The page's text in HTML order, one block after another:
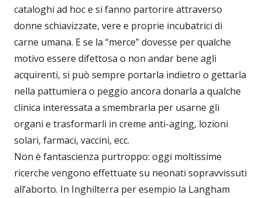
cataloghi ad hoc e si fanno partorire attraverso
donne schiavizzate, vere e proprie incubatrici di
carne umana. E se la “merce” dovesse per qualche
motivo essere difettosa o non andar bene agli
acquirenti, si può sempre portarla indietro o gettarla
nella pattumiera o peggio ancora donarla a qualche
clinica interessata a smembrarla per usarne gli
organi e trasformarli in creme anti-aging, lozioni
solari, farmaci, vaccini, ecc.
Non è fantascienza purtroppo: oggi moltissime
ricerche vengono effettuate su neonati sopravvissuti
all’aborto. In Inghilterra per esempio la Langham